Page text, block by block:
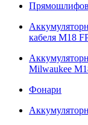
кабеля M18
Milwaukee
Фонари